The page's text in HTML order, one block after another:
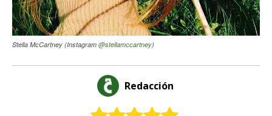
Stella McCartney (Instagram @stellamccartney)
Redacción